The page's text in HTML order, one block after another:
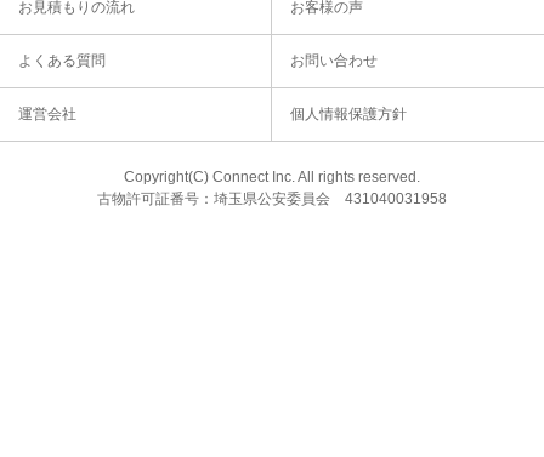
お見積もりの流れ お客様の声
よくある質問 お問い合わせ
運営会社 個人情報保護方針
Copyright(C) Connect Inc. All rights reserved.
古物許可証番号：埼玉県公安委員会 431040031958